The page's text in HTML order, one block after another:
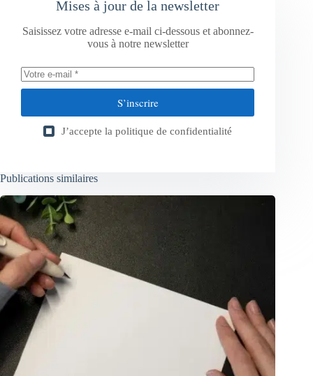
Mises à jour de la newsletter
Saisissez votre adresse e-mail ci-dessous et abonnez-
vous à notre newsletter
S’inscrire
J’accepte la politique de confidentialité
Publications similaires